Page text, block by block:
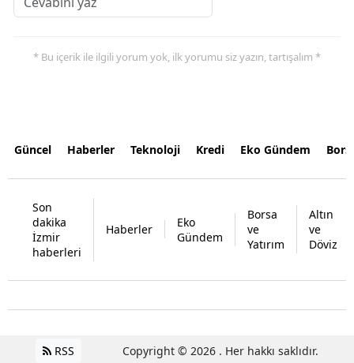
* Bu içerik ile ilgili yorum yok, ilk yorumu siz yazın, tartışalım *
Güncel Haberler Teknoloji Kredi Eko Gündem
Son
dakika
İzmir
haberleri
Haberler
Eko
Gündem
Borsa
ve
Yatırım
Altın
ve
Döviz
RSS Copyright © 2026 . Her hakkı saklıdır.